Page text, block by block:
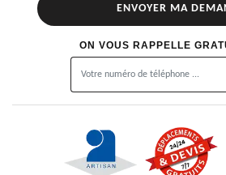
ON VOUS RAPPELLE